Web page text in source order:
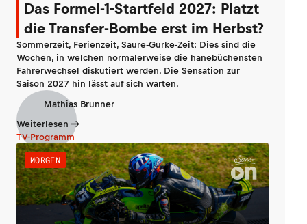
Das Formel-1-Startfeld 2027: Platzt
die Transfer-Bombe erst im Herbst?
Sommerzeit, Ferienzeit, Saure-Gurke-Zeit: Dies sind die
Wochen, in welchen normalerweise die hanebüchensten
Fahrerwechsel diskutiert werden. Die Sensation zur
Saison 2027 hin lässt auf sich warten.
Mathias Brunner
Weiterlesen
TV-Programm
MORGEN